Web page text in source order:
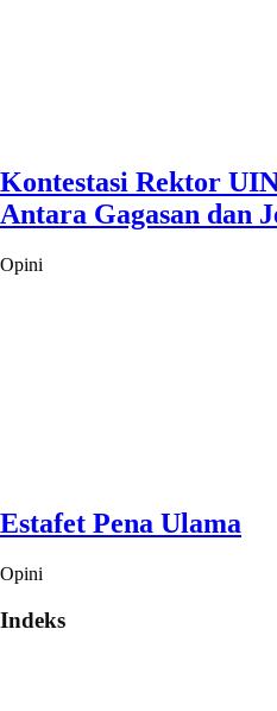
Kontestasi Rektor
Antara Gagasan dan
Opini
Estafet Pena Ulama
Opini
Indeks